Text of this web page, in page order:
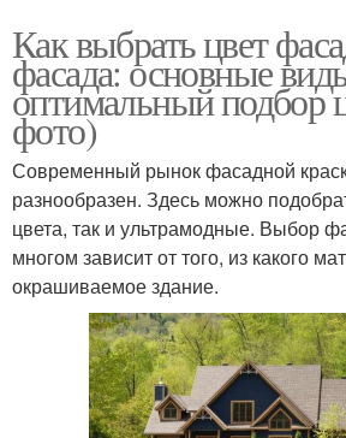
Как выбрать цвет
фасада: основные
оптимальный подбор
фото)
Современный рынок фасадной
разнообразен. Здесь можно
цвета, так и ультрамодные. Выбор
многом зависит от того, из какого
окрашиваемое здание.